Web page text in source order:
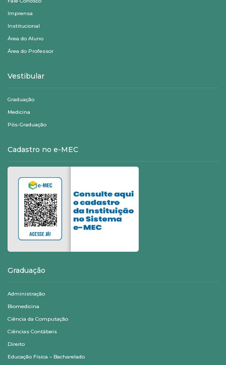
Imprensa
Institucional
Área do Aluno
Área do Professor
Vestibular
Graduação
Medicina
Pós-Graduação
Cadastro no e-MEC
Graduação
Administração
Biomedicina
Ciência da Computação
Ciências Contábeis
Direito
Educação Física – Bacharelado